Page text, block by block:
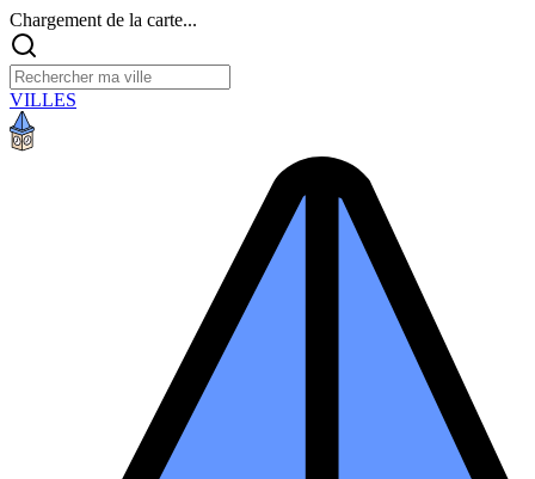
Chargement de la carte...
VILLES